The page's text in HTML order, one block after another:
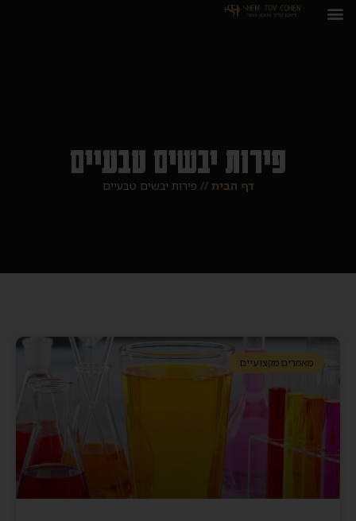
פירות יבשים טבעיים
דף הבית // פירות יבשים טבעיים
מאמרים מקצועיים